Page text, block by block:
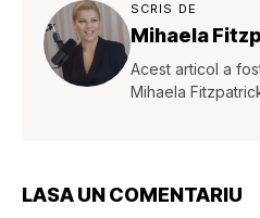
SCRIS DE
Mihaela
Acest articol a
Mihaela
LASA UN COMENTARIU